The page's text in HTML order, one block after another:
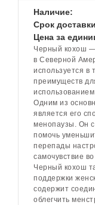
Наличие:
Срок
Цена за
Черный кохош —
в Северной
используется в
преимуществ
Одним из
является его
менопаузы. Он
помочь
перепады
самочувствие
Черный кохош
поддержки
содержит
облегчить